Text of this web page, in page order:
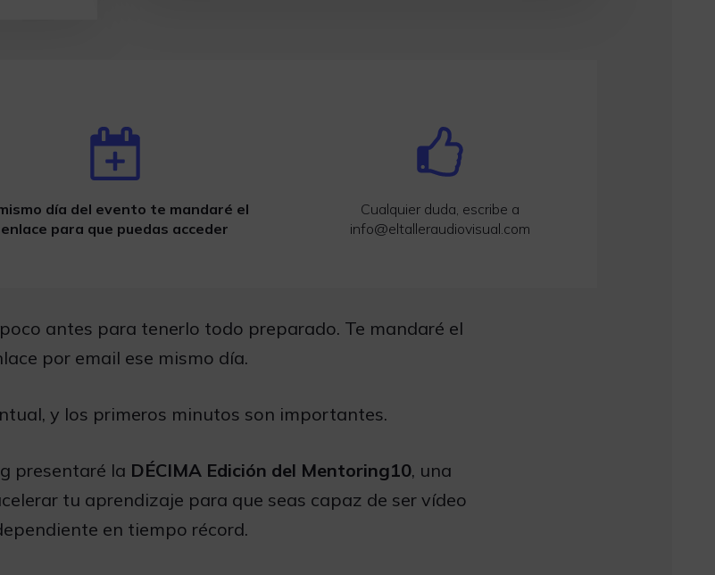
día del evento te mandaré el
enlace para que puedas acceder
Cualquier duda, escribe a
info@eltalleraudiovisual.com
antes para tenerlo todo preparado. Te mandaré el
por email ese mismo día.
y los primeros minutos son importantes.
presentaré la DÉCIMA Edición del Mentoring10, una
tu aprendizaje para que seas capaz de ser vídeo
en tiempo récord.